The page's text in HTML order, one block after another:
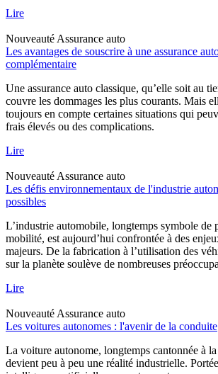
Lire
Nouveauté Assurance auto
Les avantages de souscrire à une assurance
complémentaire
Une assurance auto classique, qu’elle soit au
couvre les dommages les plus courants. Mais
toujours en compte certaines situations qui
frais élevés ou des complications.
Lire
Nouveauté Assurance auto
Les défis environnementaux de l'industrie
possibles
L’industrie automobile, longtemps symbole de
mobilité, est aujourd’hui confrontée à des
majeurs. De la fabrication à l’utilisation des
sur la planète soulève de nombreuses
Lire
Nouveauté Assurance auto
Les voitures autonomes : l'avenir de la conduite
La voiture autonome, longtemps cantonnée à
devient peu à peu une réalité industrielle.